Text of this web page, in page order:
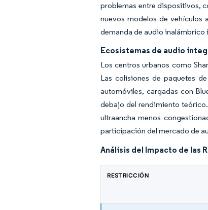
problemas entre dispositivos,
nuevos modelos de vehículos
demanda de audio inalámbrico
Ecosistemas de audio
Los centros urbanos como
Las colisiones de paquetes
automóviles, cargadas con
debajo del rendimiento
ultraancha menos
participación del mercado de
Análisis del Impacto de las
RESTRICCIÓN